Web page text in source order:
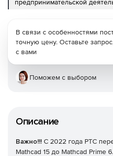
предпринимательской
Описание
Важно!!! С 2022 года PTC
Mathcad 15 до Mathcad Prime
В связи с особенностями
точную цену. Оставьте
с вами
Поможем с выбором